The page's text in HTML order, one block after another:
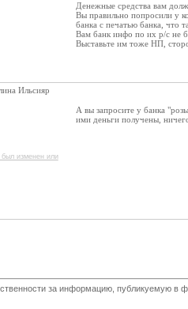
Денежные средства вам
Вы правильно попросили у
банка с печатью банка, что
Вам банк инфо по их р/с не
Выставьте им тоже НП,
Ильсияр
был изменен или
А вы запросите у банка
ими деньги получены,
за информацию, публикуемую